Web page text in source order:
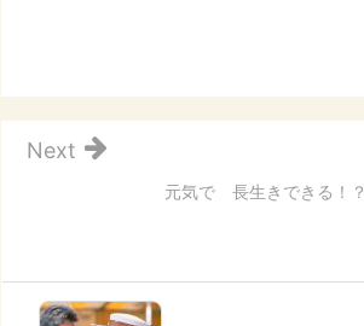
元気で 長生きできる！？
Next